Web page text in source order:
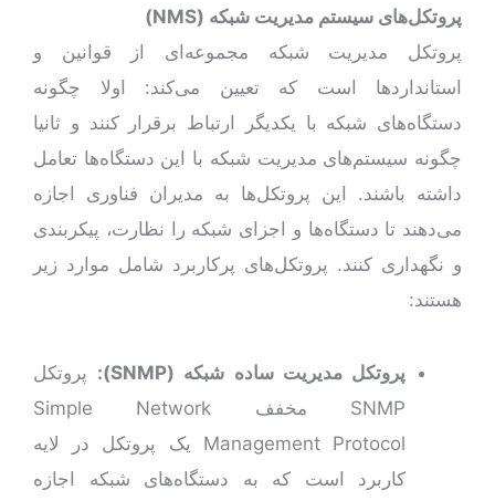
پروتکل‌های سیستم‌ مدیریت شبکه (NMS
)
پروتکل مدیریت شبکه مجموعه‌ای از قوانین و
استانداردها است که تعیین می‌کند: اولا چگونه
دستگاه‌های شبکه با یکدیگر ارتباط برقرار کنند و ثانیا
چگونه سیستم‌های مدیریت شبکه با این دستگاه‌ها تعامل
داشته باشند. این پروتکل‌ها به مدیران فناوری اجازه
می‌دهند تا دستگاه‌ها و اجزای شبکه را نظارت، پیکربندی
و نگهداری کنند. پروتکل‌های پرکاربرد شامل موارد زیر
هستند:
پروتکل مدیریت ساده شبکه (SNMP)
: پروتکل
SNMP مخفف Simple Network
Management Protocol یک پروتکل در لایه
کاربرد است که به دستگاه‌های شبکه اجازه